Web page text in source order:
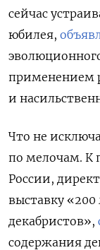
сейчас
юбилея,
применением
и
Что не
по мелочам. К
России,
выставку «200
декабристов»,
содержания